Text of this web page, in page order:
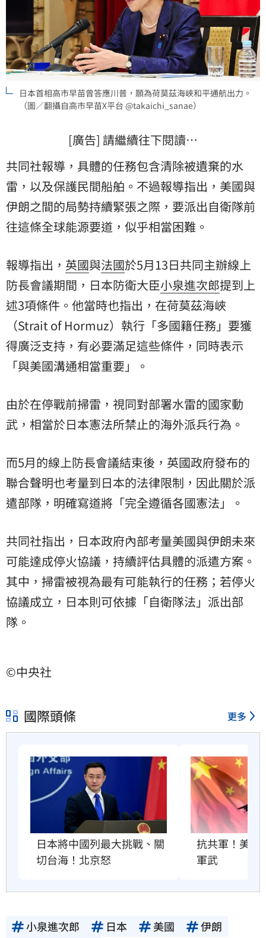
日本首相高市早苗曾答應川普，願為荷莫茲海峽和平通航出力。
（圖／翻攝自高市早苗X平台 @takaichi_sanae）
[廣告] 請繼續往下閱讀…
共同社報導，具體的任務包含清除被遺棄的水
雷，以及保護民間船舶。不過報導指出，美國與
伊朗之間的局勢持續緊張之際，要派出自衛隊前
往這條全球能源要道，似乎相當困難。
報導指出， 英國與法國於5月13日共同主辦線上
防長會議期間，日本防衛大臣小泉進次郎提到上
述3項條件。他當時也指出，在荷莫茲海峽
（Strait of Hormuz）執行「多國籍任務」要獲
得廣泛支持，有必要滿足這些條件，同時表示
「與美國溝通相當重要」。
由於在停戰前掃雷，視同對部署水雷的國家動
武，相當於日本憲法所禁止的海外派兵行為。
而5月的線上防長會議結束後，英國政府發布的
聯合聲明也考量到日本的法律限制，因此關於派
遣部隊，明確寫道將「完全遵循各國憲法」。
共同社指出，日本政府內部考量美國與伊朗未來
可能達成停火協議，持續評估具體的派遣方案。
其中，掃雷被視為最有可能執行的任務；若停火
協議成立，日本則可依據「自衛隊法」派出部
隊。
©中央社
國際頭條 更多
日本將中國列最大挑戰、關
切台海！北京怒
抗共軍！美國
軍武
小泉進次郎 日本 美國 伊朗